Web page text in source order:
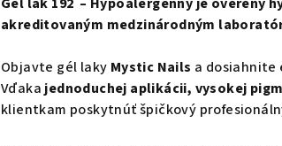
akreditovaným medzinárodným
Objavte gél laky Mystic Nails a dosiahnite
Vďaka jednoduchej aplikácii, vysokej
klientkam poskytnúť špičkový